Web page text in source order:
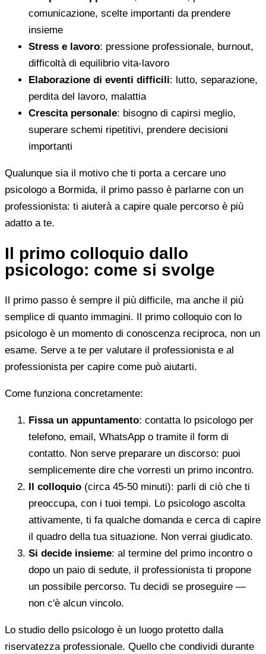
comunicazione, scelte importanti da prendere
insieme
Stress e lavoro: pressione professionale, burnout,
difficoltà di equilibrio vita-lavoro
Elaborazione di eventi difficili: lutto, separazione,
perdita del lavoro, malattia
Crescita personale: bisogno di capirsi meglio,
superare schemi ripetitivi, prendere decisioni
importanti
Qualunque sia il motivo che ti porta a cercare uno
psicologo a Bormida, il primo passo è parlarne con un
professionista: ti aiuterà a capire quale percorso è più
adatto a te.
Il primo colloquio dallo
psicologo: come si svolge
Il primo passo è sempre il più difficile, ma anche il più
semplice di quanto immagini. Il primo colloquio con lo
psicologo è un momento di conoscenza reciproca, non un
esame. Serve a te per valutare il professionista e al
professionista per capire come può aiutarti.
Come funziona concretamente:
Fissa un appuntamento: contatta lo psicologo per
telefono, email, WhatsApp o tramite il form di
contatto. Non serve preparare un discorso: puoi
semplicemente dire che vorresti un primo incontro.
Il colloquio (circa 45-50 minuti): parli di ciò che ti
preoccupa, con i tuoi tempi. Lo psicologo ascolta
attivamente, ti fa qualche domanda e cerca di capire
il quadro della tua situazione. Non verrai giudicato.
Si decide insieme: al termine del primo incontro o
dopo un paio di sedute, il professionista ti propone
un possibile percorso. Tu decidi se proseguire —
non c'è alcun vincolo.
Lo studio dello psicologo è un luogo protetto dalla
riservatezza professionale. Quello che condividi durante